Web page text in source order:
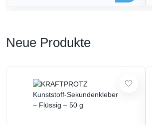
Neue Produkte